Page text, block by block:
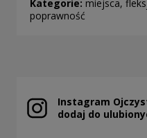
Kategorie: miejsca,
poprawność
Instagram
dodaj do
Note, the link will open